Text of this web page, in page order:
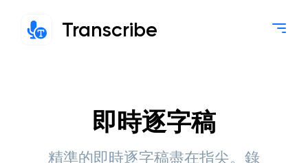
Transcribe
即時逐字稿
精準的即時逐字稿盡在指尖。錄